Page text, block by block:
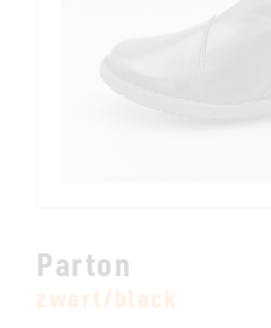
Parton
zwart/black